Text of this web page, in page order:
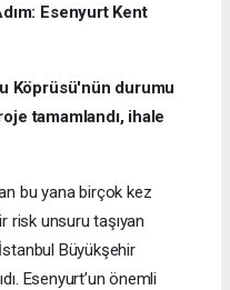
Esenyurt Kent
Köprüsü'nün durumu
tamamlandı, ihale
bu yana birçok kez
risk unsuru taşıyan
Büyükşehir
Esenyurt’un önemli